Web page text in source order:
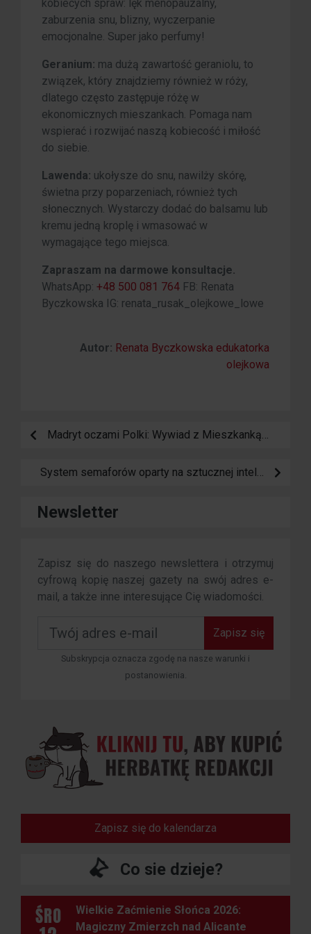
kobiecych spraw: lęk menopauzalny,
zaburzenia snu, blizny, wyczerpanie
emocjonalne. Super jako perfumy!
Geranium: ma dużą zawartość geraniolu, to
związek, który znajdziemy również w róży,
dlatego często zastępuje różę w
ekonomicznych mieszankach. Pomaga nam
wspierać i rozwijać naszą kobiecość i miłość
do siebie.
Lawenda: ukołysze do snu, nawilży skórę,
świetna przy poparzeniach, również tych
słonecznych. Wystarczy dodać do balsamu lub
kremu jedną kroplę i wmasować w
wymagające tego miejsca.
Zapraszam na darmowe konsultacje.
WhatsApp: +48 500 081 764 FB: Renata
Byczkowska IG: renata_rusak_olejkowe_lowe
Autor: Renata Byczkowska edukatorka
olejkowa
Madryt oczami Polki: Wywiad z Mieszkanką Hiszpańskiej Stolicy
System semaforów oparty na sztucznej inteligencji na rondzie w Punta Prima
Newsletter
Zapisz się do naszego newslettera i otrzymuj
cyfrową kopię naszej gazety na swój adres e-
mail, a także inne interesujące Cię wiadomości.
Zapisz się
Subskrypcja oznacza zgodę na nasze warunki i
postanowienia.
Zapisz się do kalendarza
Co sie dzieje?
ŚRO
Wielkie Zaćmienie Słońca 2026:
Magiczny Zmierzch nad Alicante